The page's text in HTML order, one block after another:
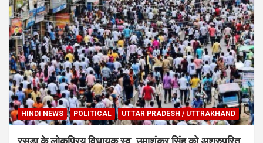
HINDI NEWS POLITICAL UTTAR PRADESH / UTTRAKHAND